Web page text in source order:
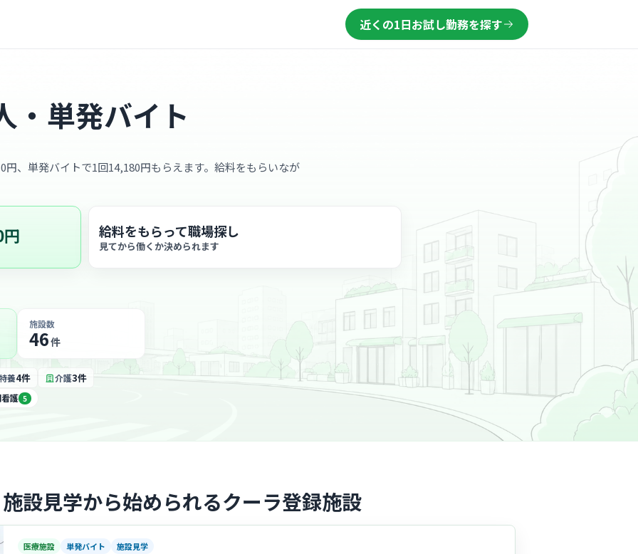
近くの1日お試し勤務を探す
・単発バイト
円、単発バイトで1回14,180円もらえます。給料をもらいなが
給料をもらって職場探し
見てから働くか決められます
施設数
46件
養4件 介護3件
護 5
設見学から始められるクーラ登録施設
医療施設 単発バイト 施設見学